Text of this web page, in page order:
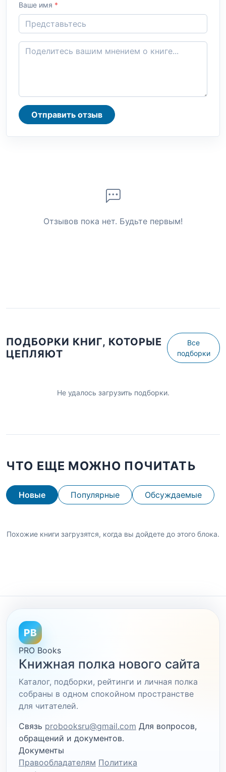
Ваше имя *
Отправить отзыв
Отзывов пока нет. Будьте первым!
ПОДБОРКИ КНИГ, КОТОРЫЕ
ЦЕПЛЯЮТ
Все
подборки
Не удалось загрузить подборки.
ЧТО ЕЩЕ МОЖНО ПОЧИТАТЬ
Новые Популярные Обсуждаемые
Похожие книги загрузятся, когда вы дойдете до этого блока.
PB
PRO Books
Книжная полка нового сайта
Каталог, подборки, рейтинги и личная полка
собраны в одном спокойном пространстве
для читателей.
Связь probooksru@gmail.com Для вопросов,
обращений и документов.
Документы
Правообладателям Политика